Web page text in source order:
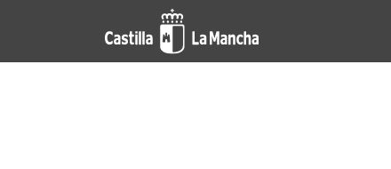
Pasar al contenido principal